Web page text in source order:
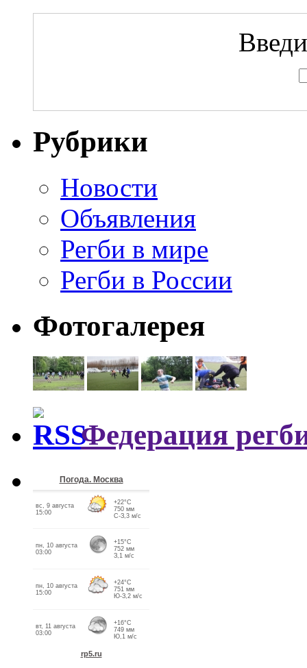
Рубрики
Новости
Объявления
Регби в мире
Регби в России
Фотогалерея
Федерация
Погода. Москва